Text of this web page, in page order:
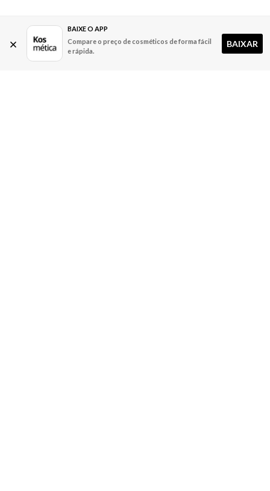
BAIXE O APP
Compare o preço de cosméticos de forma fácil
e rápida.
BAIXAR